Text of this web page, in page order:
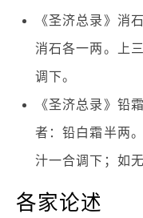
《圣济总录》消
消石各一两。上
调下。
《圣济总录》铅
者：铅白霜半两
汁一合调下；如
各家论述